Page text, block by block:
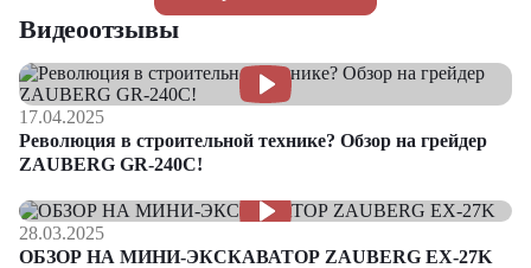
Видеоотзывы
17.04.2025
Революция в строительной технике? Обзор на грейдер
ZAUBERG GR-240C!
28.03.2025
ОБЗОР НА МИНИ-ЭКСКАВАТОР ZAUBERG EX-27K